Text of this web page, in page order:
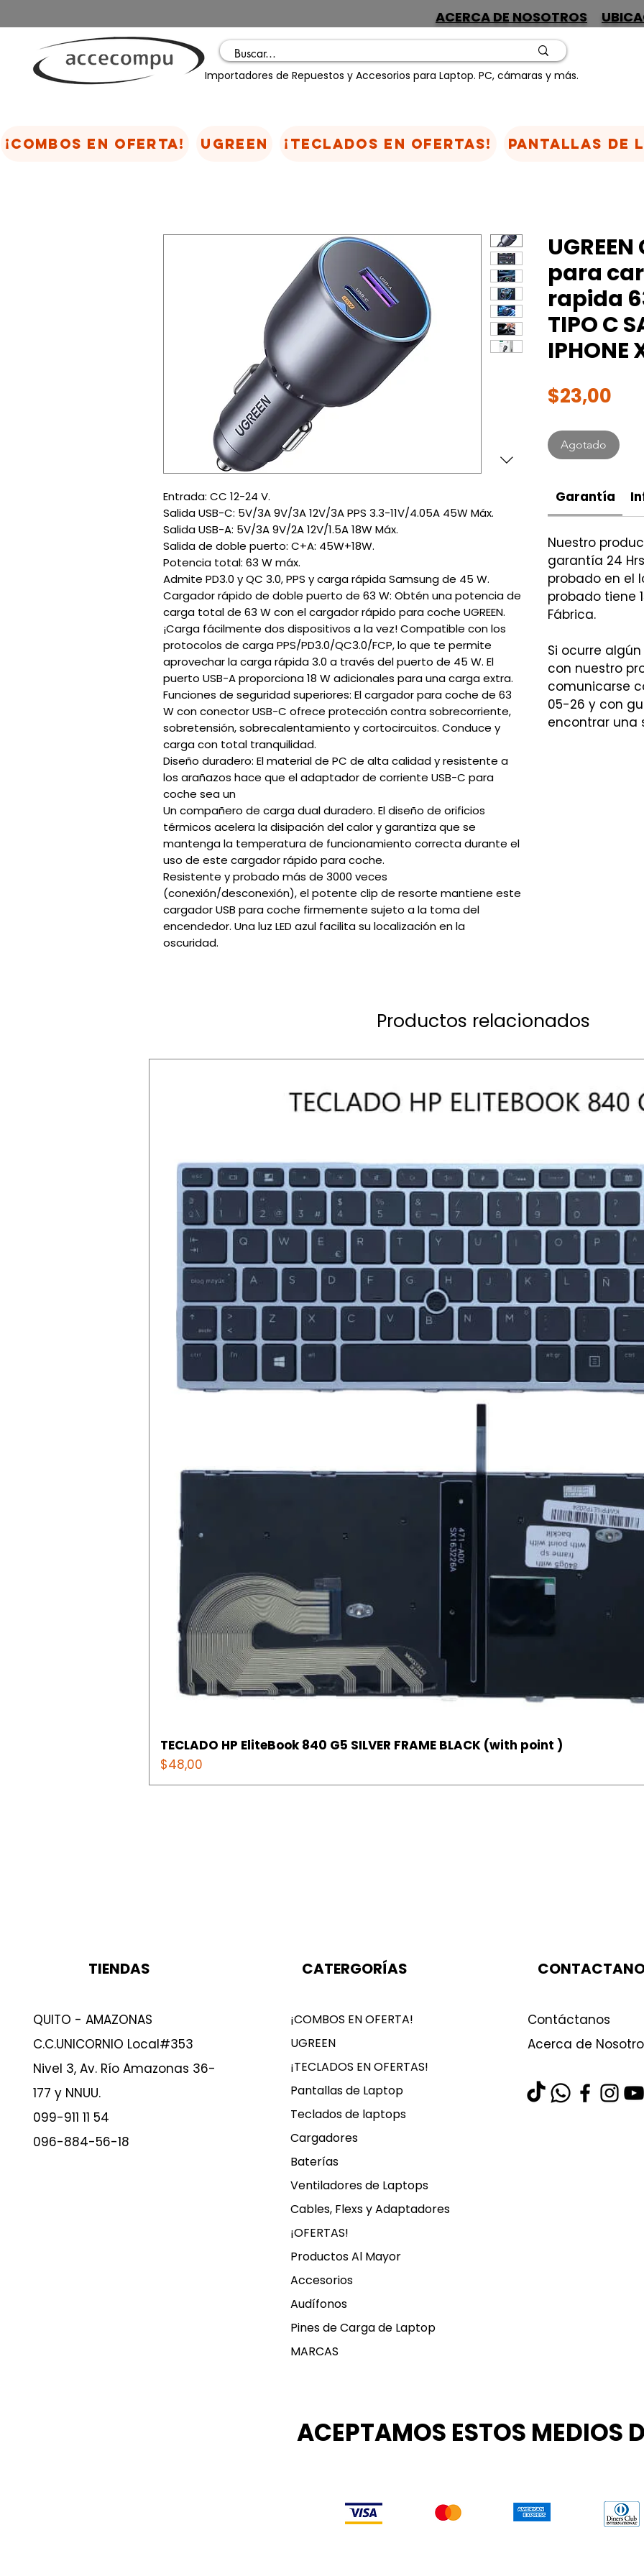
ACERCA DE NOSOTROS
Importadores de Repuestos y Accesorios para Laptop. PC, cámaras y más.
Entrada: CC 12-24 V.
Salida USB-C: 5V/3A 9V/3A 12V/3A PPS 3.3-11V/4.05A 45W Máx.
Salida USB-A: 5V/3A 9V/2A 12V/1.5A 18W Máx.
Salida de doble puerto: C+A: 45W+18W.
Potencia total: 63 W máx.
Admite PD3.0 y QC 3.0, PPS y carga rápida Samsung de 45 W.
Cargador rápido de doble puerto de 63 W: Obtén una potencia de
carga total de 63 W con el cargador rápido para coche UGREEN.
¡Carga fácilmente dos dispositivos a la vez! Compatible con los
protocolos de carga PPS/PD3.0/QC3.0/FCP, lo que te permite
aprovechar la carga rápida 3.0 a través del puerto de 45 W. El
puerto USB-A proporciona 18 W adicionales para una carga extra.
Funciones de seguridad superiores: El cargador para coche de 63
W con conector USB-C ofrece protección contra sobrecorriente,
sobretensión, sobrecalentamiento y cortocircuitos. Conduce y
carga con total tranquilidad.
Diseño duradero: El material de PC de alta calidad y resistente a
los arañazos hace que el adaptador de corriente USB-C para
coche sea un
Un compañero de carga dual duradero. El diseño de orificios
térmicos acelera la disipación del calor y garantiza que se
mantenga la temperatura de funcionamiento correcta durante el
uso de este cargador rápido para coche.
Resistente y probado más de 3000 veces
(conexión/desconexión), el potente clip de resorte mantiene este
cargador USB para coche firmemente sujeto a la toma del
encendedor. Una luz LED azul facilita su localización en la
oscuridad.
para
rapida
TIPO C
IPHONE
$23,00
Agotado
Garantía
Nuestro
garantía 24
probado en el
probado tiene
Fábrica.
Si ocurre
con nuestro
comunicarse
05-26 y con
encontrar una
Productos relacionados
TECLADO HP EliteBook 840 G5 SILVER FRAME BLACK (with point )
Precio
$48,00
¡COMBOS EN OFERTA! UGREEN ¡TECLADOS EN OFERTAS! Pantallas de
TIENDAS
QUITO - AMAZONAS
C.C.UNICORNIO Local#353
Nivel 3, Av. Río Amazonas 36-
177 y NNUU.
099-911 11 54
096-884-56-18
CATERGORÍAS
¡COMBOS EN OFERTA!
UGREEN
¡TECLADOS EN OFERTAS!
Pantallas de Laptop
Teclados de laptops
Cargadores
Baterías
Ventiladores de Laptops
Cables, Flexs y Adaptadores
¡OFERTAS!
Productos Al Mayor
Accesorios
Audífonos
Pines de Carga de Laptop
MARCAS
Contáctanos
Acerca de
ACEPTAMOS ESTOS MEDIOS